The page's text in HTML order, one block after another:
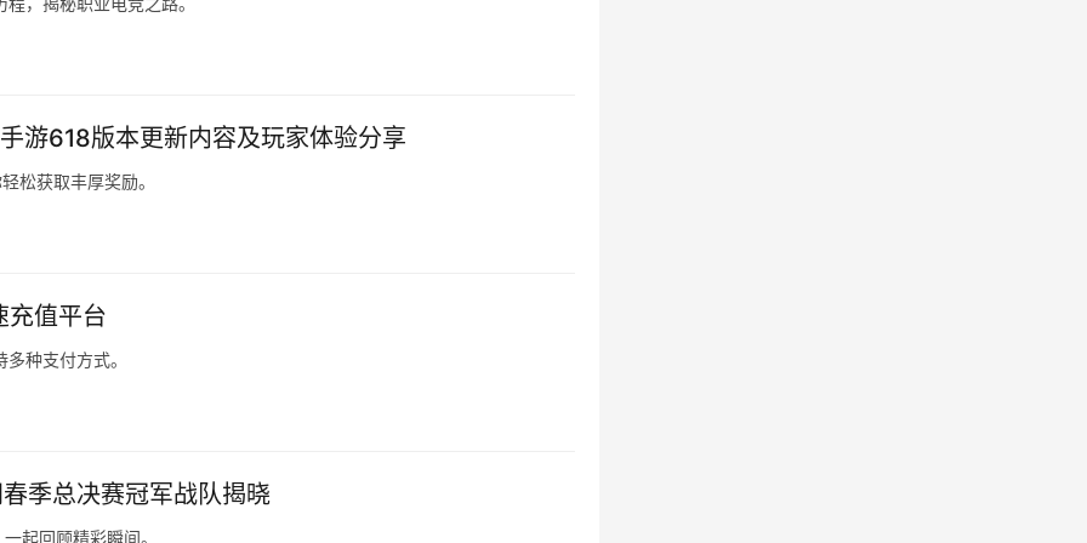
游618版本更新内容及玩家体验分享
松获取丰厚奖励。
充值平台
种支付方式。
季总决赛冠军战队揭晓
起回顾精彩瞬间。